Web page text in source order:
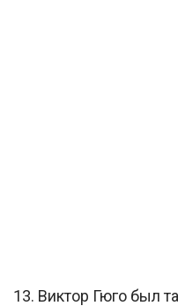
13. Виктор Гюго был